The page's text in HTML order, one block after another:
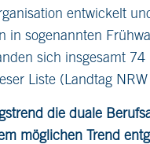
entwickelt
in sogenannten
sich insgesamt
Liste (Landtag
die duale
möglichen Trend